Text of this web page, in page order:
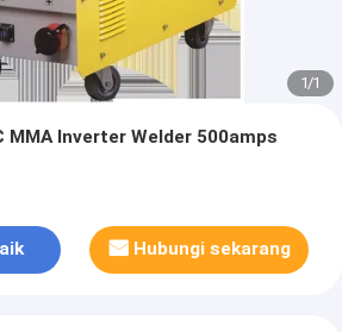
1/1
MMA Inverter Welder 500amps
Hubungi sekarang